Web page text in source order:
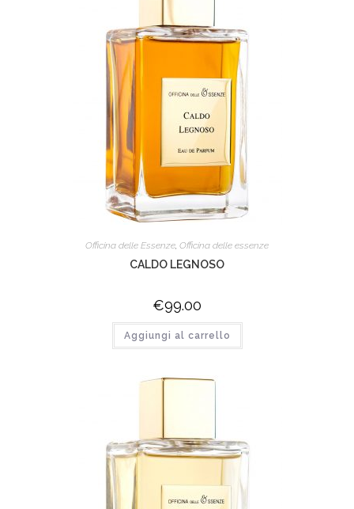
Officina delle Essenze, Officina delle essenze
CALDO LEGNOSO
€99.00
Aggiungi al carrello